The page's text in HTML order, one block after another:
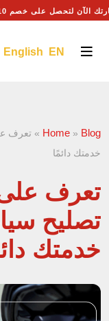
الآن لتحصل على خصم 10% على أجور اليد
English EN
Home » Blog
» تعرف
خدمتك دائمًا
تعرف
تصليح
خدمتك